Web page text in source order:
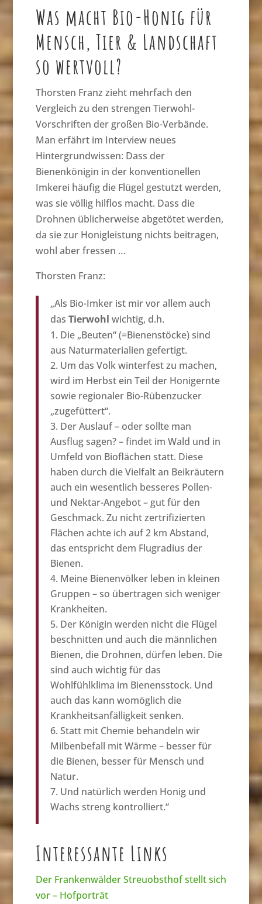
Was macht Bio-Honig für
Mensch, Tier & Landschaft
so wertvoll?
Thorsten Franz zieht mehrfach den
Vergleich zu den strengen Tierwohl-
Vorschriften der großen Bio-Verbände.
Man erfährt im Interview neues
Hintergrundwissen: Dass der
Bienenkönigin in der konventionellen
Imkerei häufig die Flügel gestutzt werden,
was sie völlig hilflos macht. Dass die
Drohnen üblicherweise abgetötet werden,
da sie zur Honigleistung nichts beitragen,
wohl aber fressen …
Thorsten Franz:
„Als Bio-Imker ist mir vor allem auch
das Tierwohl wichtig, d.h.
Die „Beuten“ (=Bienenstöcke) sind
aus Naturmaterialien gefertigt.
Um das Volk winterfest zu machen,
wird im Herbst ein Teil der Honigernte
sowie regionaler Bio-Rübenzucker
„zugefüttert“.
Der Auslauf – oder sollte man
Ausflug sagen? – findet im Wald und in
Umfeld von Bioflächen statt. Diese
haben durch die Vielfalt an Beikräutern
auch ein wesentlich besseres Pollen-
und Nektar-Angebot – gut für den
Geschmack. Zu nicht zertrifizierten
Flächen achte ich auf 2 km Abstand,
das entspricht dem Flugradius der
Bienen.
Meine Bienenvölker leben in kleinen
Gruppen – so übertragen sich weniger
Krankheiten.
Der Königin werden nicht die Flügel
beschnitten und auch die männlichen
Bienen, die Drohnen, dürfen leben. Die
sind auch wichtig für das
Wohlfühlklima im Bienensstock. Und
auch das kann womöglich die
Krankheitsanfälligkeit senken.
Statt mit Chemie behandeln wir
Milbenbefall mit Wärme – besser für
die Bienen, besser für Mensch und
Natur.
Und natürlich werden Honig und
Wachs streng kontrolliert.“
Interessante Links
Der Frankenwälder Streuobsthof stellt sich
vor – Hofporträt